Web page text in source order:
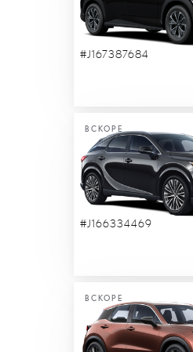
#J167387684
ВСКОРЕ
#J166334469
ВСКОРЕ